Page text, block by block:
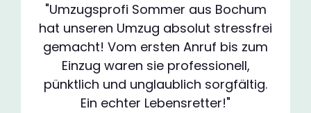
"Umzugsprofi Sommer aus Bochum
hat unseren Umzug absolut stressfrei
gemacht! Vom ersten Anruf bis zum
Einzug waren sie professionell,
pünktlich und unglaublich sorgfältig.
Ein echter Lebensretter!"